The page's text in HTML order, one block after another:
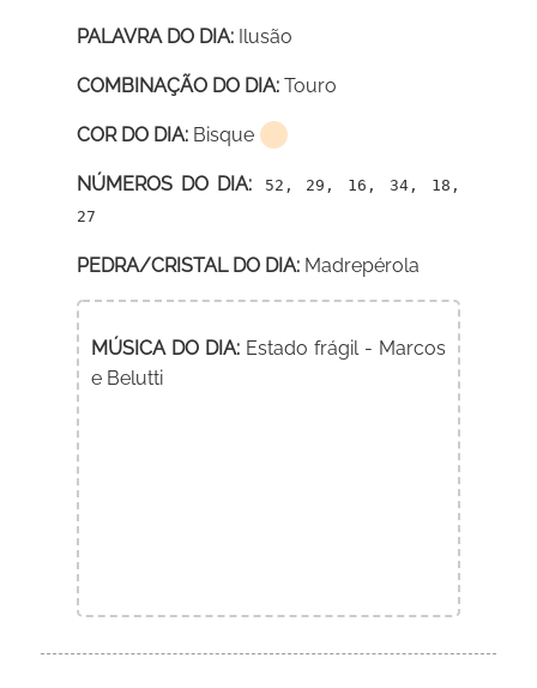
PALAVRA DO DIA: Ilusão
COMBINAÇÃO DO DIA: Touro
COR DO DIA: Bisque
NÚMEROS DO DIA:52, 29, 16, 34, 18,
27
PEDRA/CRISTAL DO DIA: Madrepérola
MÚSICA DO DIA: Estado frágil - Marcos
e Belutti